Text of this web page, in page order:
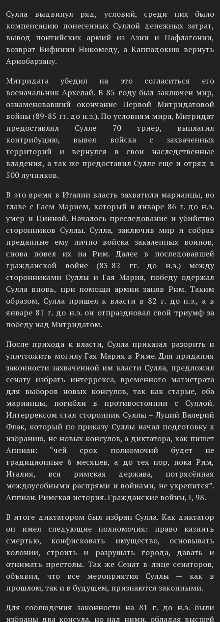
Сулла выдвинул ряд, условий, среди них было
компенсацию понесенных Суллой денежных затрат,
вывод понтийских армий из Азии и Пафлагонии,
возврат Вифинии Никомеду, а Каппадокию вернуть
Ариобарзану.
Митридата убедил на это согласиться его
военачальник Архелай. В 85 году был заключен мир,
ознаменовавший окончание Первой Митридатовой
войны (89-85 гг. до н.э.). По условиям мира, Митридат
предоставлял Сулле 70 триер, выплатил
контрибуцию, вывел войска с захваченных
территорий и вернулся в свои наследственные
владения, а так же предоставил Сулле еще и отряд в
500 лучников.
В это время в Италии власть захватили марианцы, во
главе с Гаем Марием, который в январе 86 г. до н.э.
умер и Цинной. Началось преследование и убийство
сторонников Суллы. Сулла, заключив мир и собрав
преданные ему лично войска закаленных воинов,
снова повел их на Рим. Далее в последовавшей
гражданской войне (83-82 гг. до н.э.) между
сторонниками Суллы и Гая Мария, победу одержал
Сулла вновь, при помощи армии заняв Рим. Таким
образом, Сулла пришел к власти в 82 г. до н.э., а в
январе 81 г. до н.э. он отпраздновал свой триумф за
победу над Митридатом.
После прихода к власти, Сулла приказал разорить и
уничтожить могилу Гая Мария в Риме. Для придания
законности захваченной им власти Сулла, предложил
сенату избрать интеррекса, временного магистрата
для выборов новых консулов, так как старые, оба
марианцы, погибли в противостоянии с Суллой.
Интеррексом стал сторонник Суллы – Луций Валерий
Флак, который по приказу Суллы начал подготовку к
избранию, не новых консулов, а диктатора, как пишет
Аппиан: “чей срок полномочий будет не
традиционные 6 месяцев, а до тех пор, пока Рим,
Италия, вся римская держава, потрясённая
междоусобными распрями и войнами, не укрепится”.
Аппиан. Римская история. Гражданские войны, I, 98.
В итоге диктатором был избран Сулла. Как диктатор
он имел следующие полномочия: право казнить
смертью, конфисковать имущество, основывать
колонии, строить и разрушать города, давать и
отнимать престолы. Так же Сенат в лице сенаторов,
объявил, что все мероприятия Суллы — как в
прошлом, так и в будущем, признаются законными.
Для соблюдения законности на 81 г. до н.э. были
избраны два консула, но над ними, обладая высшей